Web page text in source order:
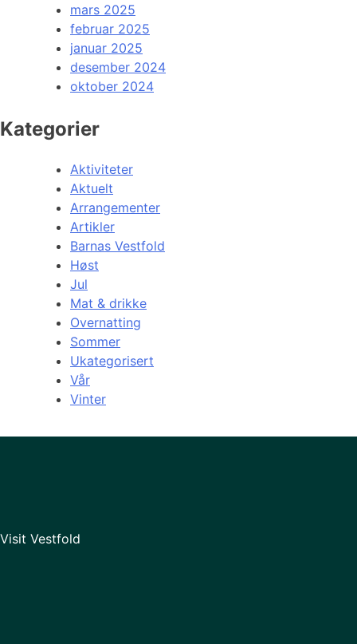
mars 2025
februar 2025
januar 2025
desember 2024
oktober 2024
Kategorier
Aktiviteter
Aktuelt
Arrangementer
Artikler
Barnas Vestfold
Høst
Jul
Mat & drikke
Overnatting
Sommer
Ukategorisert
Vår
Vinter
Visit Vestfold